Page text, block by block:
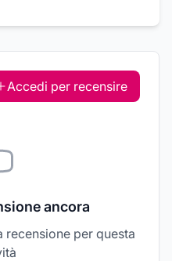
Accedi per recensire
ancora
recensione per questa